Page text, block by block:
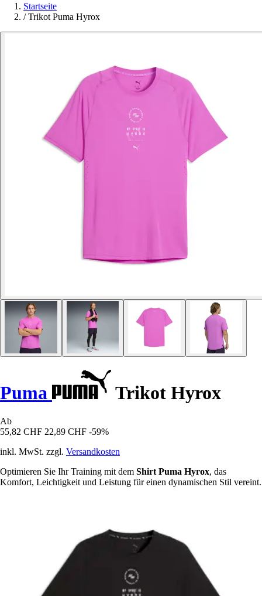
Startseite
/ Trikot Puma Hyrox
Puma Trikot Hyrox
Ab
55,82 CHF 22,89 CHF -59%
inkl. MwSt. zzgl. Versandkosten
Optimieren Sie Ihr Training mit dem Shirt Puma Hyrox, das
Komfort, Leichtigkeit und Leistung für einen dynamischen Stil vereint.